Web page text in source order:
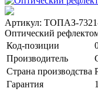
Артикул: ТОПАЗ-
Оптический
Код-позиции
Производитель
Страна производства
Гарантия